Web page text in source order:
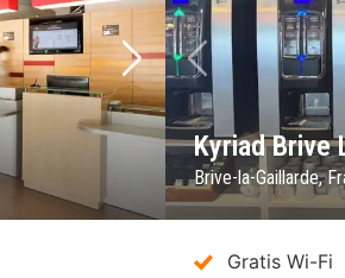
Nästa bild
Kyriad Brive
Brive-la-Gaillarde,
Gratis Wi-Fi